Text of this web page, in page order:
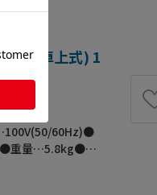
ー(卓上式) 1
60Hz)●
重量…5.8kg●最
一定の温度）●